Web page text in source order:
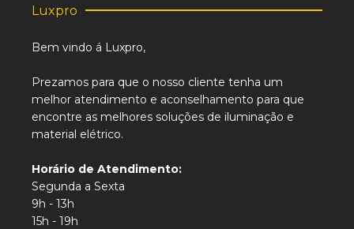
Luxpro
Bem vindo á Luxpro,
Prezamos para que o nosso cliente tenha um
melhor atendimento e aconselhamento para que
encontre as melhores soluções de iluminação e
material elétrico.
Horário de Atendimento:
Segunda a Sexta
9h - 13h
15h - 19h